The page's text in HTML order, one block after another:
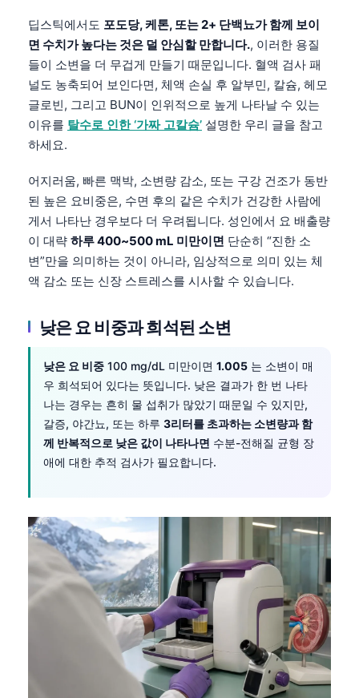
딥스틱에서도 포도당, 케톤, 또는 2+ 단백뇨가 함께 보이
면 수치가 높다는 것은 덜 안심할 만합니다., 이러한 용질
들이 소변을 더 무겁게 만들기 때문입니다. 혈액 검사 패
널도 농축되어 보인다면, 체액 손실 후 알부민, 칼슘, 헤모
글로빈, 그리고 BUN이 인위적으로 높게 나타날 수 있는
이유를 탈수로 인한 ‘가짜 고칼슘’ 설명한 우리 글을 참고
하세요.
어지러움, 빠른 맥박, 소변량 감소, 또는 구강 건조가 동반
된 높은 요비중은, 수면 후의 같은 수치가 건강한 사람에
게서 나타난 경우보다 더 우려됩니다. 성인에서 요 배출량
이 대략 하루 400~500 mL 미만이면 단순히 “진한 소
변”만을 의미하는 것이 아니라, 임상적으로 의미 있는 체
액 감소 또는 신장 스트레스를 시사할 수 있습니다.
낮은 요 비중과 희석된 소변
낮은 요 비중 100 mg/dL 미만이면 1.005 는 소변이 매
우 희석되어 있다는 뜻입니다. 낮은 결과가 한 번 나타
나는 경우는 흔히 물 섭취가 많았기 때문일 수 있지만,
갈증, 야간뇨, 또는 하루 3리터를 초과하는 소변량과 함
께 반복적으로 낮은 값이 나타나면 수분-전해질 균형 장
애에 대한 추적 검사가 필요합니다.